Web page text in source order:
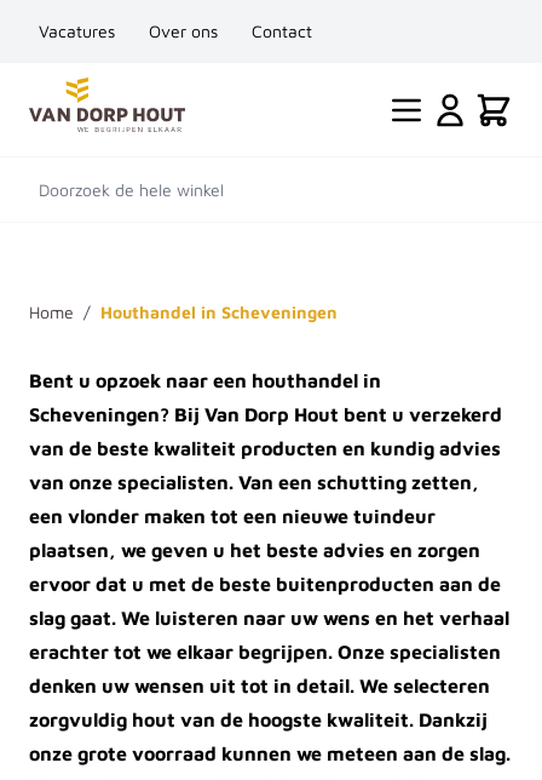
Vacatures Over ons Contact
Ga naar de inhoud
Cart
Doorzoek de hele winkel
Home / Houthandel in Scheveningen
Bent u opzoek naar een houthandel in
Scheveningen? Bij Van Dorp Hout bent u verzekerd
van de beste kwaliteit producten en kundig advies
van onze specialisten. Van een schutting zetten,
een vlonder maken tot een nieuwe tuindeur
plaatsen, we geven u het beste advies en zorgen
ervoor dat u met de beste buitenproducten aan de
slag gaat. We luisteren naar uw wens en het verhaal
erachter tot we elkaar begrijpen. Onze specialisten
denken uw wensen uit tot in detail. We selecteren
zorgvuldig hout van de hoogste kwaliteit. Dankzij
onze grote voorraad kunnen we meteen aan de slag.